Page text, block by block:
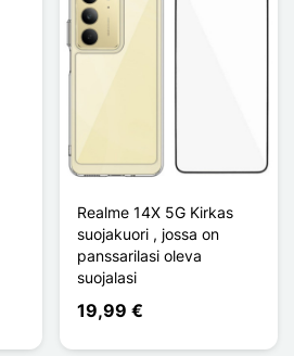
Realme 14X 5G Kirkas
suojakuori , jossa on
panssarilasi oleva
suojalasi
19,99 €